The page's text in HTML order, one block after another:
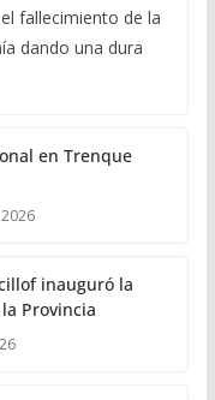
fallecimiento de la
dando una dura
en Trenque
inauguró la
Provincia